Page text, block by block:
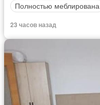
Полностью меблирована
23 часов назад